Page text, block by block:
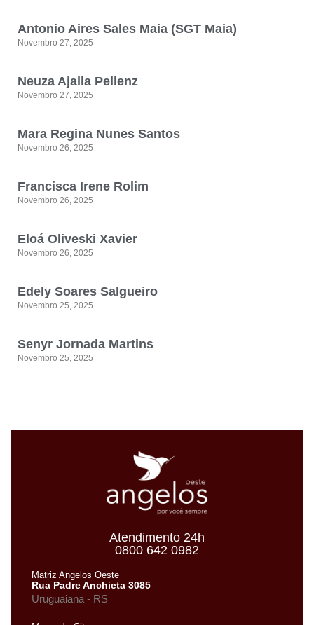
Antonio Aires Sales Maia (SGT Maia)
Novembro 27, 2025
Neuza Ajalla Pellenz
Novembro 27, 2025
Mara Regina Nunes Santos
Novembro 26, 2025
Francisca Irene Rolim
Novembro 26, 2025
Eloá Oliveski Xavier
Novembro 26, 2025
Edely Soares Salgueiro
Novembro 25, 2025
Senyr Jornada Martins
Novembro 25, 2025
Atendimento 24h
0800 642 0982
Matriz Angelos Oeste
Rua Padre Anchieta 3085
Uruguaiana - RS